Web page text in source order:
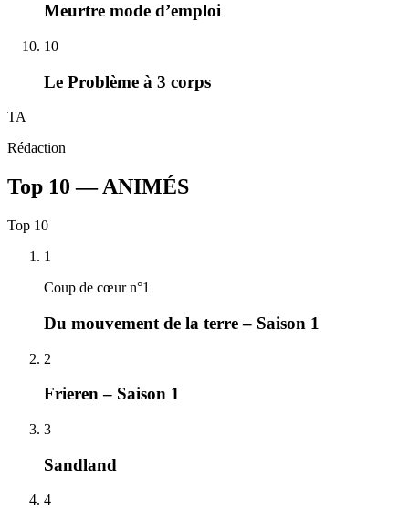
Meurtre mode d’emploi
10
Le Problème à 3 corps
TA
Rédaction
Top 10 — ANIMÉS
Top 10
1
Coup de cœur n°1
Du mouvement de la terre – Saison 1
2
Frieren – Saison 1
3
Sandland
4